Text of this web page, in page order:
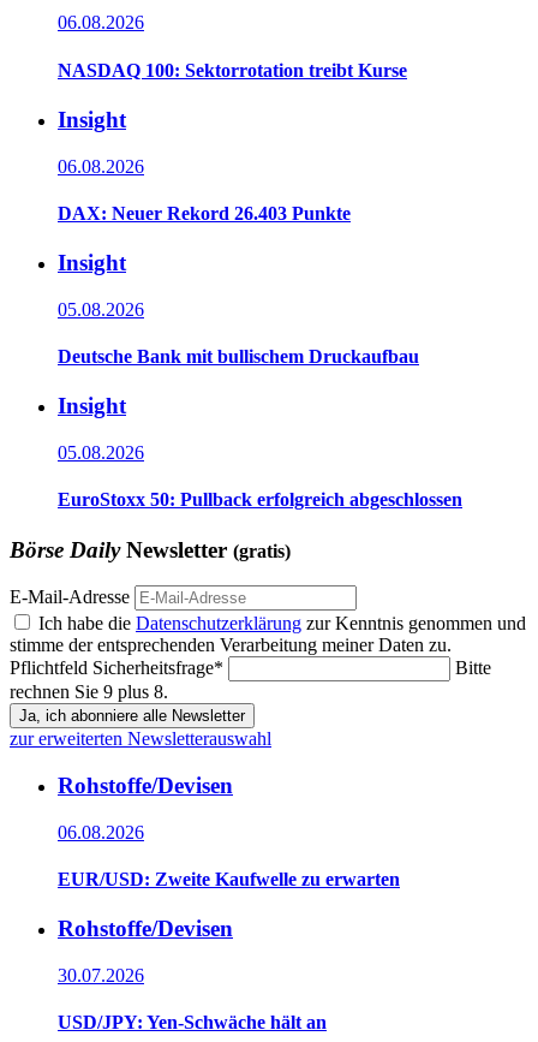
06.08.2026
NASDAQ 100: Sektorrotation treibt Kurse
Insight
06.08.2026
DAX: Neuer Rekord 26.403 Punkte
Insight
05.08.2026
Deutsche Bank mit bullischem Druckaufbau
Insight
05.08.2026
EuroStoxx 50: Pullback erfolgreich abgeschlossen
Börse DailyNewsletter (gratis)
E-Mail-Adresse
Ich habe die Datenschutzerklärung zur Kenntnis genommen und
stimme der entsprechenden Verarbeitung meiner Daten zu.
Pflichtfeld Sicherheitsfrage*
Bitte
rechnen Sie 9 plus 8.
Ja, ich abonniere alle Newsletter
zur erweiterten Newsletterauswahl
Rohstoffe/Devisen
06.08.2026
EUR/USD: Zweite Kaufwelle zu erwarten
Rohstoffe/Devisen
30.07.2026
USD/JPY: Yen-Schwäche hält an